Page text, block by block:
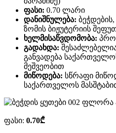
ფასი: 0.70 ლარი
დანიშნულება:
ზომის ბიჟუტერიის
ხელმისაწვდომობა:
გადახდა:
განვადება
მეშვეობით
მიწოდება: სწრაფი
საქართველოს
ფასი: 0.70₾